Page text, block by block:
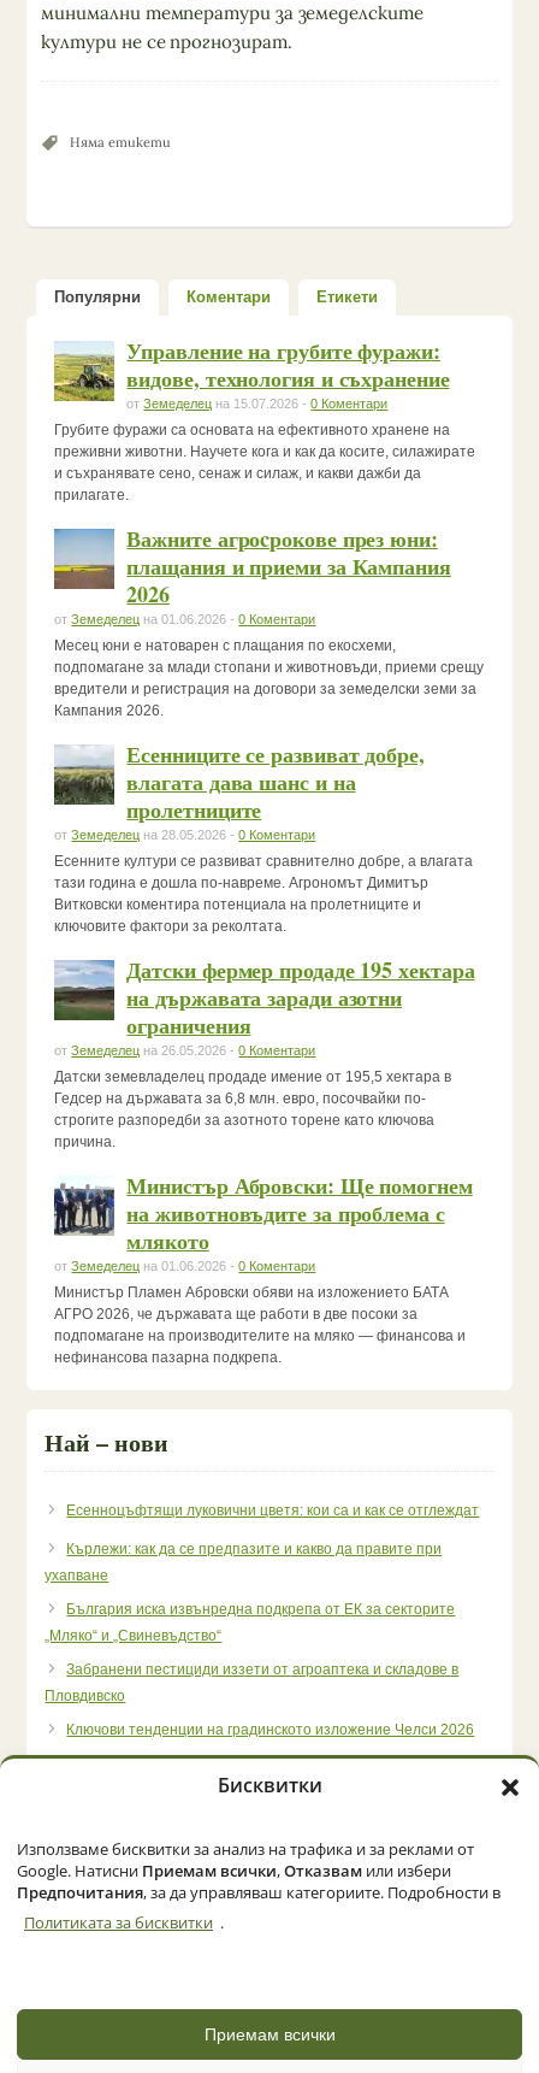
Бисквитки
Използваме бисквитки за анализ на трафика и за реклами от
Google. Натисни Приемам всички,Отказвам или избери
Предпочитания, за да управляваш категориите. Подробности в
Политиката за бисквитки .
Приемам всички
минимални температури за земеделските
култури не се прогнозират.
Няма етикети
Популярни Коментари Етикети
Управление на грубите фуражи:
видове, технология и съхранение
отЗемеделец на 15.07.2026 -0 Коментари
Грубите фуражи са основата на ефективното хранене на
преживни животни. Научете кога и как да косите, силажирате
и съхранявате сено, сенаж и силаж, и какви дажби да
прилагате.
Важните агроcрокове през юни:
плащания и приеми за Кампания
2026
отЗемеделец на 01.06.2026 -0 Коментари
Месец юни е натоварен с плащания по екосхеми,
подпомагане за млади стопани и животновъди, приеми срещу
вредители и регистрация на договори за земеделски земи за
Кампания 2026.
Есенниците се развиват добре,
влагата дава шанс и на
пролетниците
отЗемеделец на 28.05.2026 -0 Коментари
Есенните култури се развиват сравнително добре, а влагата
тази година е дошла по-навреме. Агрономът Димитър
Витковски коментира потенциала на пролетниците и
ключовите фактори за реколтата.
Датски фермер продаде 195 хектара
на държавата заради азотни
ограничения
отЗемеделец на 26.05.2026 -0 Коментари
Датски земевладелец продаде имение от 195,5 хектара в
Гедсер на държавата за 6,8 млн. евро, посочвайки по-
строгите разпоредби за азотното торене като ключова
причина.
Министър Абровски: Ще помогнем
на животновъдите за проблема с
млякото
отЗемеделец на 01.06.2026 -0 Коментари
Министър Пламен Абровски обяви на изложението БАТА
АГРО 2026, че държавата ще работи в две посоки за
подпомагане на производителите на мляко — финансова и
нефинансова пазарна подкрепа.
Най – нови
Есенноцъфтящи луковични цветя: кои са и как се отглеждат
Кърлежи: как да се предпазите и какво да правите при
ухапване
България иска извънредна подкрепа от ЕК за секторите
„Мляко“ и „Свиневъдство“
Забранени пестициди иззети от агроаптека и складове в
Пловдивско
Ключови тенденции на градинското изложение Челси 2026
НачалоКатегорииПолитика за бисквитки (ЕС)